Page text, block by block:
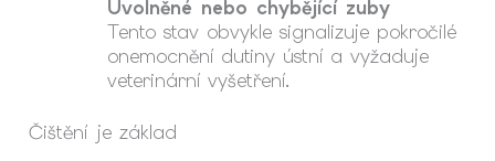
Uvolněné nebo chybějící zuby
Tento stav obvykle signalizuje pokročilé
onemocnění dutiny ústní a vyžaduje
veterinární vyšetření.
Čištění je základ